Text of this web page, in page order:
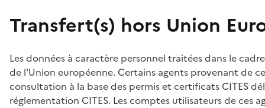
Transfert(s) hors Union
Les données à caractère personnel traitées dans le
de l'Union européenne. Certains agents provenant de
consultation à la base des permis et certificats CITES
réglementation CITES. Les comptes utilisateurs de ces